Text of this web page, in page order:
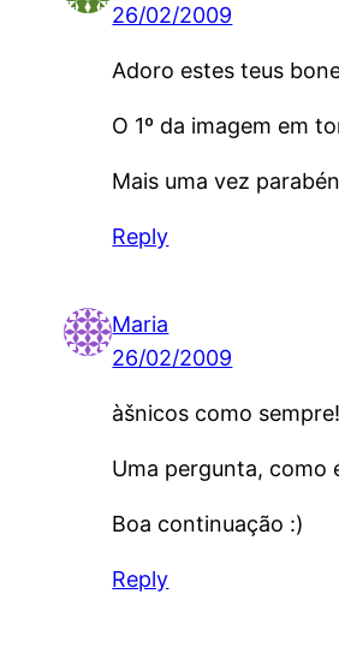
26/02/2009
Adoro estes teus
O 1º da imagem em
Mais uma vez
Reply
Maria
26/02/2009
àšnicos como sempre!
Uma pergunta, como
Boa continuação :)
Reply